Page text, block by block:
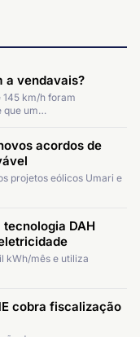
a vendavais?
145 km/h foram
que um…
acordos de
projetos eólicos Umari e
DAH
kWh/mês e utiliza
cobra fiscalização